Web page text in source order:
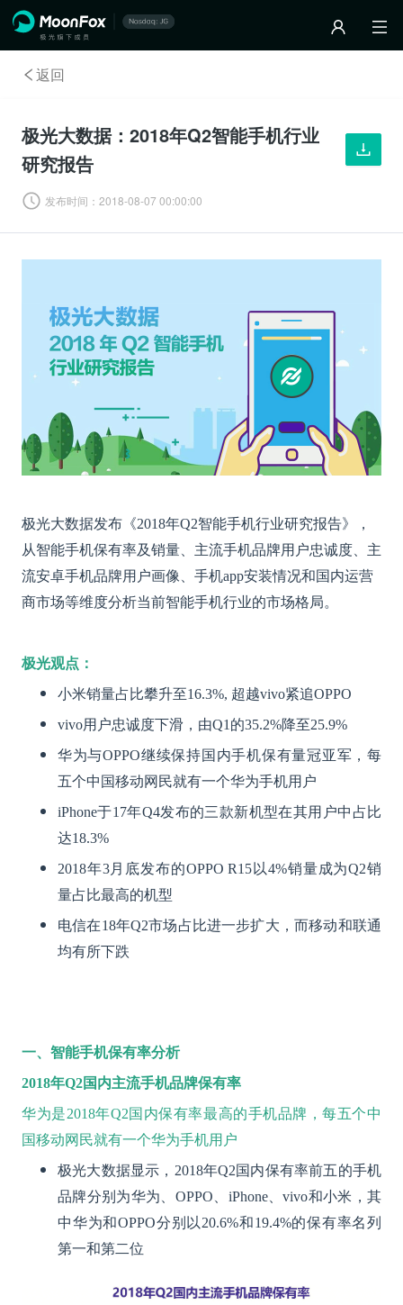
返回
极光大数据：2018年Q2智能手机行业
研究报告
发布时间： 2018-08-07 00:00:00
极光大数据发布《2018年Q2智能手机行业研究报告》，
从智能手机保有率及销量、主流手机品牌用户忠诚度、主
流安卓手机品牌用户画像、手机app安装情况和国内运营
商市场等维度分析当前智能手机行业的市场格局。
极光观点：
小米销量占比攀升至16.3%, 超越vivo紧追OPPO
vivo用户忠诚度下滑，由Q1的35.2%降至25.9%
华为与OPPO继续保持国内手机保有量冠亚军，每
五个中国移动网民就有一个华为手机用户
iPhone于17年Q4发布的三款新机型在其用户中占比
达18.3%
2018年3月底发布的OPPO R15以4%销量成为Q2销
量占比最高的机型
电信在18年Q2市场占比进一步扩大，而移动和联通
均有所下跌
一、智能手机保有率分析
2018年Q2国内主流手机品牌保有率
华为是2018年Q2国内保有率最高的手机品牌，每五个中
国移动网民就有一个华为手机用户
极光大数据显示，2018年Q2国内保有率前五的手机
品牌分别为华为、OPPO、iPhone、vivo和小米，其
中华为和OPPO分别以20.6%和19.4%的保有率名列
第一和第二位